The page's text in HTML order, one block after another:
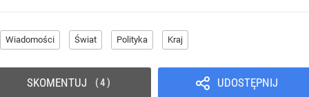
Wiadomości Świat Polityka Kraj
UDOSTĘPNIJ
SKOMENTUJ 4